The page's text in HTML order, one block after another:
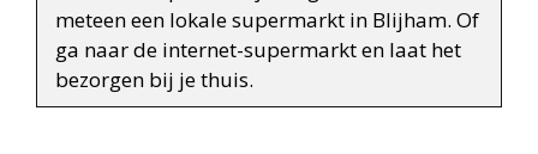
meteen een lokale supermarkt in Blijham. Of
ga naar de internet-supermarkt en laat het
bezorgen bij je thuis.